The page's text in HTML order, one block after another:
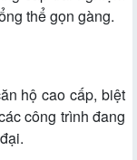
thể gọn gàng.
hộ cao cấp, biệt
công trình đang